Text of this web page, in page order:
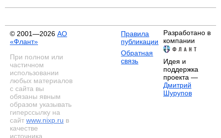
© 2001—2026 АО
«Флант»
При полном или
частичном
использовании
любых материалов
с сайта вы
обязаны явным
образом указывать
гиперссылку на
сайт www.nixp.ru в
качестве
источника.
Правила
публикации
Обратная
связь
Разработано в
компании
Идея и
поддержка
проекта —
Дмитрий
Шурупов